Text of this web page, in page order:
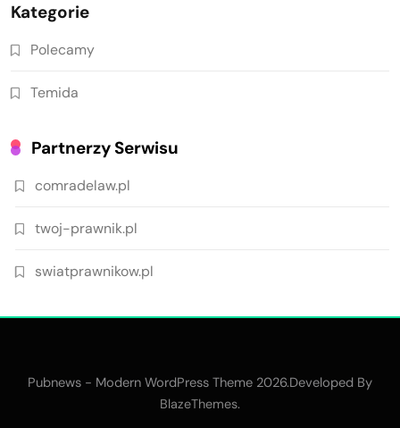
Kategorie
Polecamy
Temida
Partnerzy Serwisu
comradelaw.pl
twoj-prawnik.pl
swiatprawnikow.pl
Pubnews - Modern WordPress Theme 2026.Developed By
BlazeThemes.